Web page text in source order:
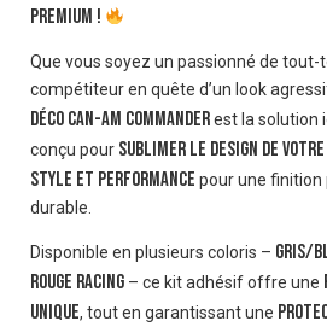
premium !
Que vous soyez un passionné de tout-
compétiteur en quête d’un look
déco Can-Am Commanderest la solution
conçu pour sublimer le design de votre
style et performance pour une
durable.
Disponible en plusieurs coloris – Gris/
Rouge Racing – ce kit adhésif offre une
unique, tout en garantissant une